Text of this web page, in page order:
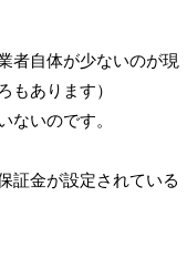
者自体が少ないのが現
もあります）
ないのです。
証金が設定されている